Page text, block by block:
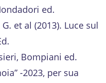
ed.
et al (2013). Luce sul
Bompiani ed.
-2023, per sua